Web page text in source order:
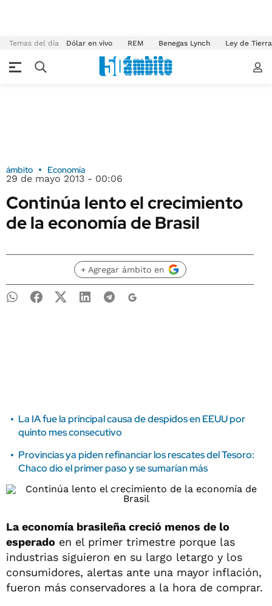
Temas del día Dólar en vivo REM Benegas Lynch Ley de
ámbito Economía
29 de mayo 2013 - 00:06
Continúa lento el crecimiento
de la economía de Brasil
+ Agregar ámbito en
La IA fue la principal causa de despidos en EEUU por
quinto mes consecutivo
Provincias ya piden refinanciar los rescates del Tesoro:
Chaco dio el primer paso y se sumarían más
La economía brasileña creció menos de lo
esperado en el primer trimestre porque las
industrias siguieron en su largo letargo y los
consumidores, alertas ante una mayor inflación,
fueron más conservadores a la hora de comprar.